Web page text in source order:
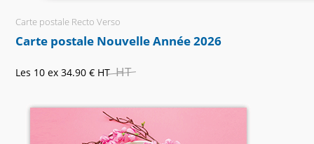
Carte postale Recto Verso
Carte postale Nouvelle Année 2026
Les 10 ex 34.90 € HT HT